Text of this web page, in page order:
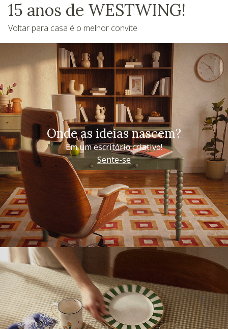
15 anos de WESTWING!
Voltar para casa é o melhor convite
Onde as ideias nascem?
Em um escritório criativo!
Sente-se